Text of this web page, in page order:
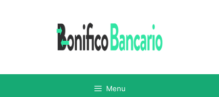
Menu